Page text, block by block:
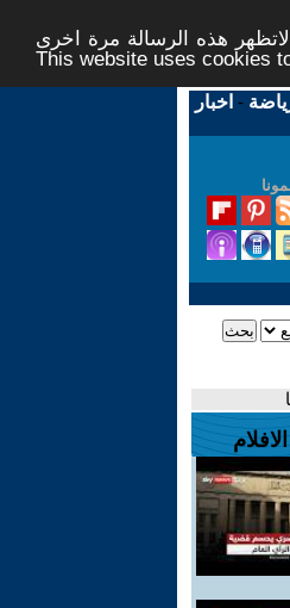
هذه الرسالة مرة اخرى -
This website uses cookies
- اخبار